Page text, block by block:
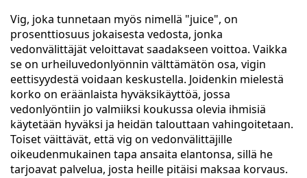
Vig, joka tunnetaan myös nimellä "juice", on
prosenttiosuus jokaisesta vedosta, jonka
vedonvälittäjät veloittavat saadakseen voittoa. Vaikka
se on urheiluvedonlyönnin välttämätön osa, vigin
eettisyydestä voidaan keskustella. Joidenkin mielestä
korko on eräänlaista hyväksikäyttöä, jossa
vedonlyöntiin jo valmiiksi koukussa olevia ihmisiä
käytetään hyväksi ja heidän talouttaan vahingoitetaan.
Toiset väittävät, että vig on vedonvälittäjille
oikeudenmukainen tapa ansaita elantonsa, sillä he
tarjoavat palvelua, josta heille pitäisi maksaa korvaus.